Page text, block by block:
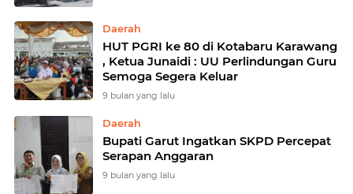
Daerah
HUT PGRI ke 80 di Kotabaru Karawang
, Ketua Junaidi : UU Perlindungan Guru
Semoga Segera Keluar
9 bulan yang lalu
Daerah
Bupati Garut Ingatkan SKPD Percepat
Serapan Anggaran
9 bulan yang lalu